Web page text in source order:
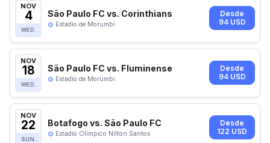
NOV
4
WED.
São Paulo FC vs. Corinthians
Estadio de Morumbi
Desde
94 USD
NOV
18
WED.
São Paulo FC vs. Fluminense
Estadio de Morumbi
Desde
94 USD
NOV
22
SUN.
Botafogo vs. São Paulo FC
Estadio Olímpico Nilton Santos
Desde
122 USD